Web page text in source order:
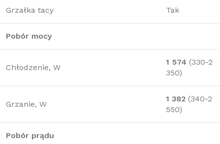
Grzałka tacy Tak
Pobór mocy
Chłodzenie, W
1 574 (330-2
350)
Grzanie, W
1 382 (340-2
550)
Pobór prądu